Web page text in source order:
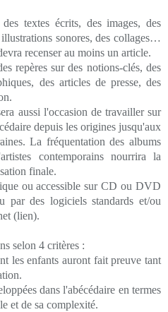
textes écrits, des images, des
sonores, des collages…
recenser au moins un article.
repères sur des notions-clés, des
des articles de presse, des
aussi l'occasion de travailler sur
depuis les origines jusqu'aux
La fréquentation des albums
contemporains nourrira la
finale.
ou accessible sur CD ou DVD
par des logiciels standards et/ou
(lien).
selon 4 critères :
les enfants auront fait preuve tant
dans l'abécédaire en termes
et de sa complexité.